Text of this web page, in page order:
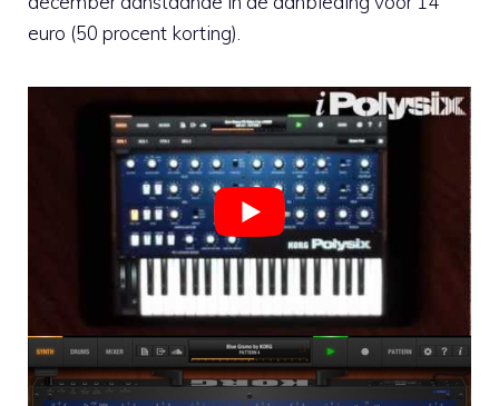
euro (50 procent korting).